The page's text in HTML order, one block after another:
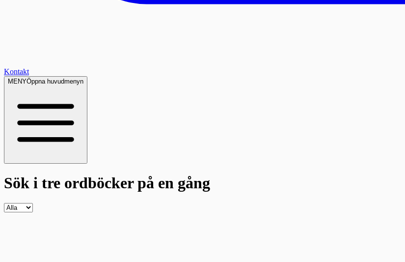
Kontakt
MENYÖppna huvudmenyn
Sök i tre ordböckerpå en gång